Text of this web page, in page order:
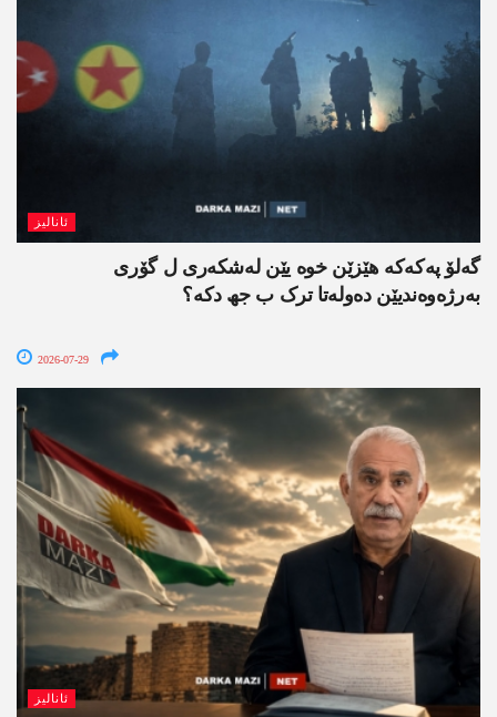
ئانالیز
گەلۆ پەکەکە ھێزێن خوە یێن لەشکەری ل گۆری
بەرژەوەندیێن دەولەتا ترک ب جھ دکە؟
2026-07-29
ئانالیز